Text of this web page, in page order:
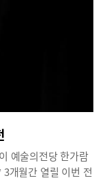
예술의전당 한가람
개월간 열릴 이번 전